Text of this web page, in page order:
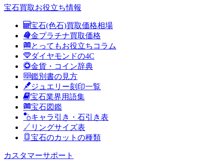
宝石買取お役立ち情報
宝石(色石)買取価格相場
金プラチナ買取価格
とってもお役立ちコラム
ダイヤモンドの4C
金貨・コイン辞典
鑑別書の見方
ジュエリー刻印一覧
宝石業界用語集
宝石図鑑
キャラ引き・石引き表
リングサイズ表
宝石のカットの種類
カスタマーサポート